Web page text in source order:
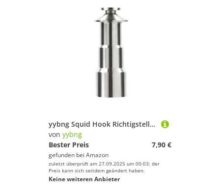
jedem Fall wünschen wir Dir weiter viel Spaß und
yybng Squid Hook Richtigsteller - Rostfreie Tintenfisch Angelköder Ausrüstung Werkzeuge | Effizientes Korrekturwerkzeug Für Männer Ehemann Vater Outdoor Süßwasser Wartung Camping Abenteuer Salzwasser
von yybng
Bester Preis
7,90 €
gefunden bei Amazon
zuletzt überprüft am 27.09.2025 um 00:03; der
Preis kann sich seitdem geändert haben.
Keine weiteren Anbieter